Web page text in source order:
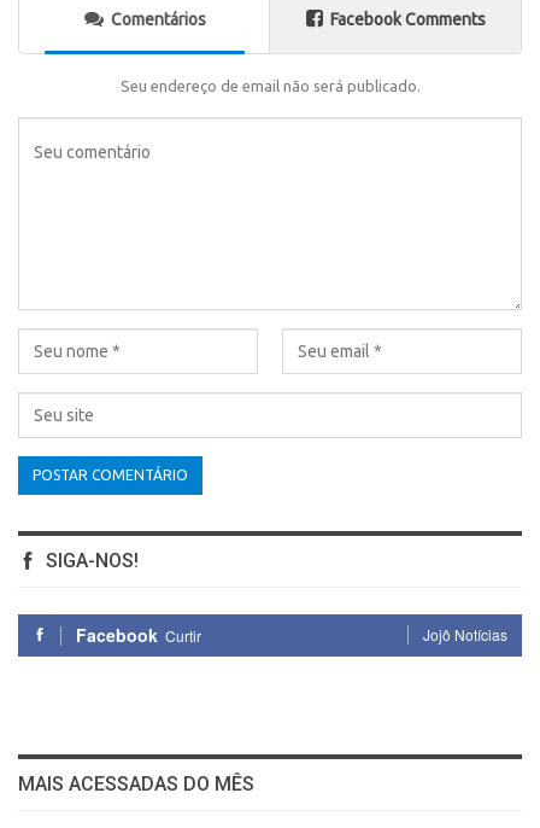
Comentários Facebook Comments
Seu endereço de email não será publicado.
SIGA-NOS!
Facebook Curtir Jojô Notícias
MAIS ACESSADAS DO MÊS